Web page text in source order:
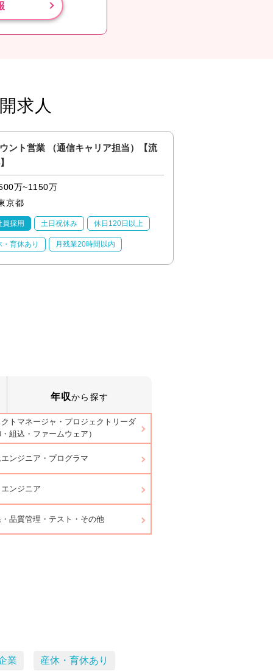
求人
ント営業 （通信キャリア担当）【流
万~1150万
京都
員採用 土日祝休み 休日120日以上
・育休あり 月残業20時間以内
年収から探す
トマネージャ・プロジェクトリーダ
組込・ファームウェア）
ンジニア・プログラマ
ンジニア
品質管理・テスト・その他
業 産休・育休あり